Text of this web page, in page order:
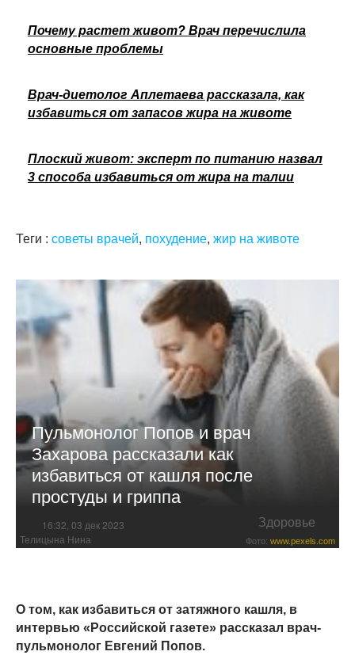
Почему растет живот? Врач перечислила
основные проблемы
Врач-диетолог Аплетаева рассказала, как
избавиться от запасов жира на животе
Плоский живот: эксперт по питанию назвал
3 способа избавиться от жира на талии
Теги : советы врачей, похудение, жир на животе
Пульмонолог Попов и врач
Захарова рассказали как
избавиться от кашля после
простуды и гриппа
16:32, 03 дек 2023 Здоровье
Телицына Нина Фото: www.pexels.com
О том, как избавиться от затяжного кашля, в
интервью «Российской газете» рассказал врач-
пульмонолог Евгений Попов.